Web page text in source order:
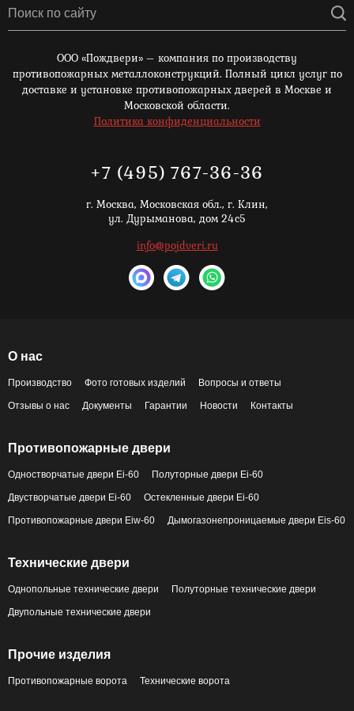
ООО «Пождвери» – компания по производству
противопожарных металлоконструкций. Полный цикл услуг по
доставке и установке противопожарных дверей в Москве и
Московской области.
Политика конфиденциальности
+7 (495) 767-36-36
г. Москва, Московская обл., г. Клин,
ул. Дурыманова, дом 24с5
info@pojdveri.ru
О нас
Производство Фото готовых изделий Вопросы и ответы
Отзывы о нас Документы Гарантии Новости Контакты
Противопожарные двери
Одностворчатые двери Ei-60 Полуторные двери Ei-60
Двустворчатые двери Ei-60 Остекленные двери Ei-60
Противопожарные двери Eiw-60 Дымогазонепроницаемые двери Eis-60
Технические двери
Однопольные технические двери Полуторные технические двери
Двупольные технические двери
Прочие изделия
Противопожарные ворота Технические ворота